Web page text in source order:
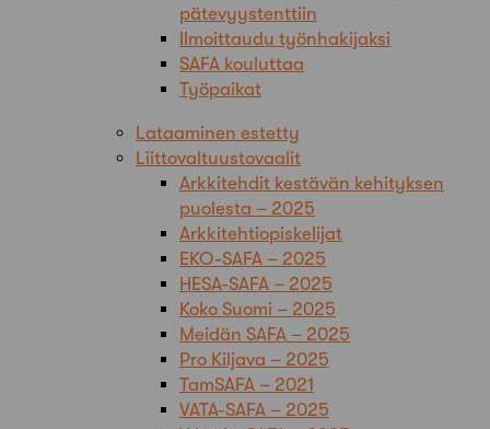
pätevyystenttiin
Ilmoittaudu työnhakijaksi
SAFA kouluttaa
Työpaikat
Lataaminen estetty
Liittovaltuustovaalit
Arkkitehdit kestävän kehityksen
puolesta – 2025
Arkkitehtiopiskelijat
EKO-SAFA – 2025
HESA-SAFA – 2025
Koko Suomi – 2025
Meidän SAFA – 2025
Pro Kiljava – 2025
TamSAFA – 2021
VATA-SAFA – 2025